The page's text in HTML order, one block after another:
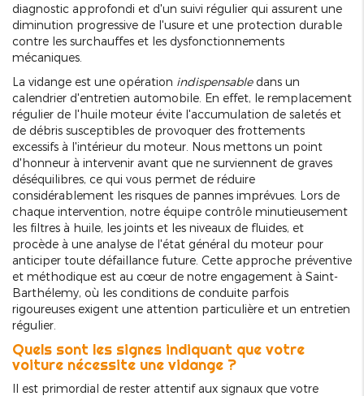
diagnostic approfondi et d'un suivi régulier qui assurent une
diminution progressive de l'usure et une protection durable
contre les surchauffes et les dysfonctionnements
mécaniques.
La vidange est une opération indispensabledans un
calendrier d'entretien automobile. En effet, le remplacement
régulier de l'huile moteur évite l'accumulation de saletés et
de débris susceptibles de provoquer des frottements
excessifs à l'intérieur du moteur. Nous mettons un point
d'honneur à intervenir avant que ne surviennent de graves
déséquilibres, ce qui vous permet de réduire
considérablement les risques de pannes imprévues. Lors de
chaque intervention, notre équipe contrôle minutieusement
les filtres à huile, les joints et les niveaux de fluides, et
procède à une analyse de l'état général du moteur pour
anticiper toute défaillance future. Cette approche préventive
et méthodique est au cœur de notre engagement à Saint-
Barthélemy, où les conditions de conduite parfois
rigoureuses exigent une attention particulière et un entretien
régulier.
Quels sont les signes indiquant que votre
voiture nécessite une vidange ?
Il est primordial de rester attentif aux signaux que votre